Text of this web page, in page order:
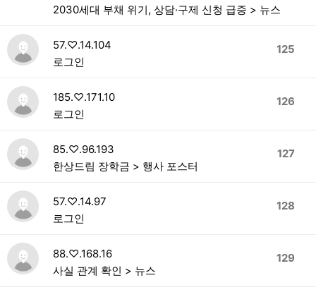
2030세대 부채 위기, 상담·구제 신청 급증 > 뉴스
125
57.♡.14.104
로그인
126
185.♡.171.10
로그인
127
85.♡.96.193
한상드림 장학금 > 행사 포스터
128
57.♡.14.97
로그인
129
88.♡.168.16
사실 관계 확인 > 뉴스